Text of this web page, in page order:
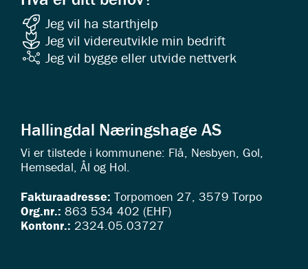
Jeg vil ha starthjelp
Jeg vil videreutvikle min bedrift
Jeg vil bygge eller utvide nettverk
Hallingdal Næringshage AS
Vi er tilstede i kommunene: Flå, Nesbyen, Gol,
Hemsedal, Ål og Hol.
Fakturaadresse: Torpomoen 27, 3579 Torpo
Org.nr.: 863 534 402 (EHF)
Kontonr.: 2324.05.03727